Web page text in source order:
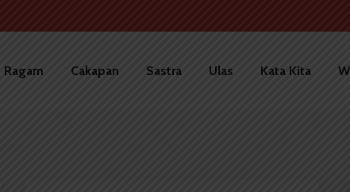
Ragam Cakapan Sastra Ulas Kata Kita